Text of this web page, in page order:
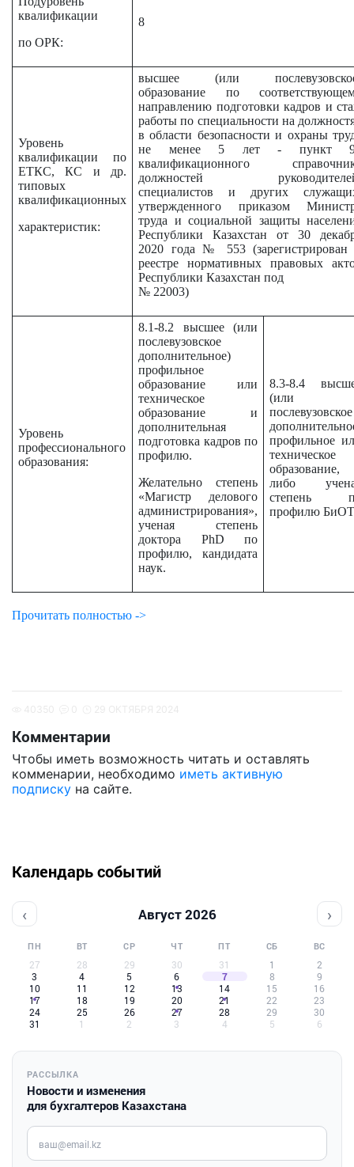
квалификации
по ОРК:
8
Уровень
квалификации по
ЕТКС, КС и др.
типовых
квалификационных
характеристик:
высшее (или
образование по
направлению подготовки кадров и
работы по специальности на
в области безопасности и охраны
не менее 5 лет - пункт
квалификационного
должностей
специалистов и других
утвержденного приказом
труда и социальной защиты
Республики Казахстан от 30
2020 года № 553 (зарегистрирован
реестре нормативных правовых
Республики Казахстан под
№ 22003)
Уровень
профессионального
образования:
8.1-8.2 высшее (или
послевузовское
дополнительное)
профильное
образование или
техническое
образование и
дополнительная
подготовка кадров по
профилю.
Желательно степень
«Магистр делового
администрирования»,
ученая степень
доктора PhD по
профилю, кандидата
наук.
8.3-8.4
(или
послевузовское
профильное
техническое
образование,
либо
степень
профилю
Прочитать полностью ->
Комментарии
Чтобы иметь возможность читать и оставлять
комменарии, необходимо иметь активную
подписку на сайте.
Календарь событий
‹ Август 2026 ›
ПН ВТ СР ЧТ ПТ СБ ВС
27 28 29 30 31 1
2
3
4 5 6 7 8
9
10
11 12 13 14 15
16
17
18 19 20 21 22
23
24
25 26 27 28 29
30
31
1 2 3 4 5 6
РАССЫЛКА
Новости и изменения
для бухгалтеров Казахстана
Введите ваш e-mail